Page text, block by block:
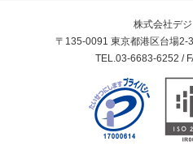
株式会社デ
〒135-0091 東京都港区台場2-
TEL.03-6683-6252 /